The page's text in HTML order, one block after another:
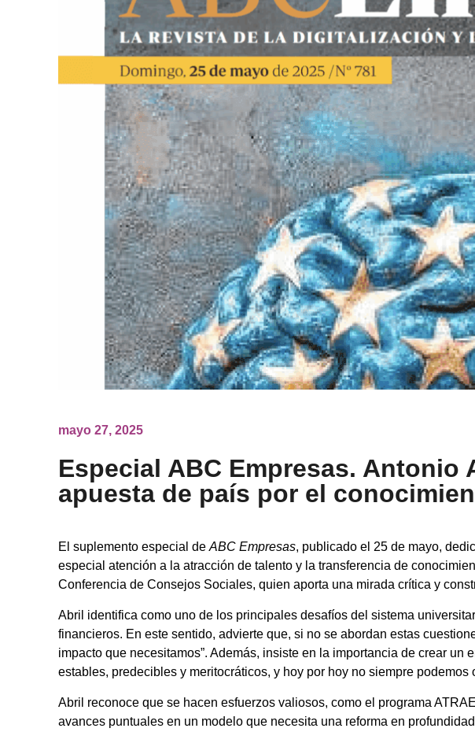
mayo 27, 2025
Especial ABC Empresas.
apuesta de país por el
El suplemento especial de ABC Empresas, publicado el 25 de mayo,
especial atención a la atracción de talento y la transferencia de
Conferencia de Consejos Sociales, quien aporta una mirada crítica y
Abril identifica como uno de los principales desafíos del sistema
financieros. En este sentido, advierte que, si no se abordan estas
impacto que necesitamos”. Además, insiste en la importancia de crear
estables, predecibles y meritocráticos, y hoy por hoy no siempre podemos
Abril reconoce que se hacen esfuerzos valiosos, como el programa
avances puntuales en un modelo que necesita una reforma en